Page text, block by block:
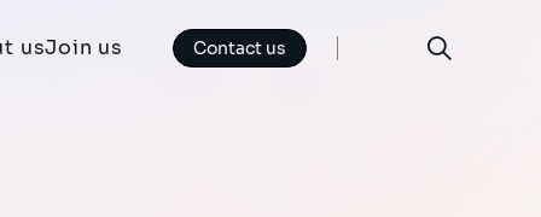
usJoin us Contact us